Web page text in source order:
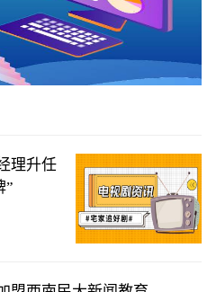
理升任
”